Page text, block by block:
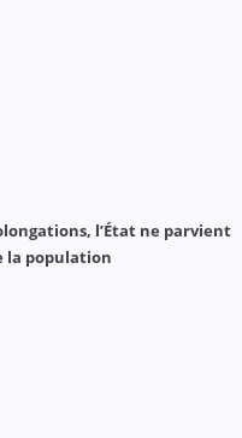
l’État ne parvient
la population